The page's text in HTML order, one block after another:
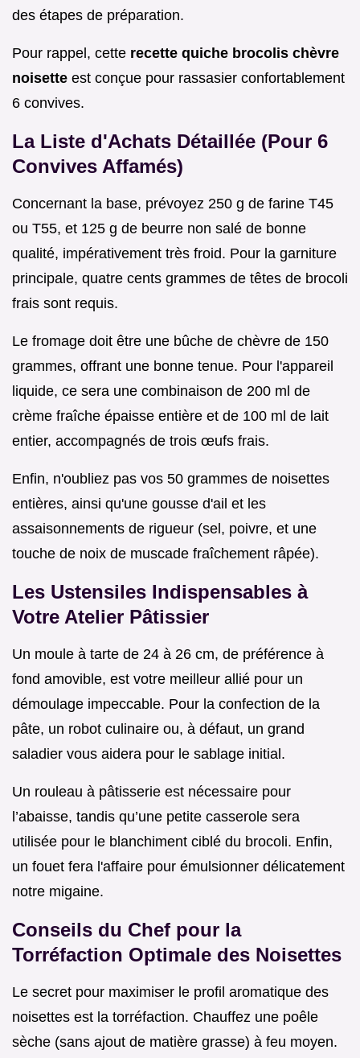
des étapes de préparation.
Pour rappel, cette recette quiche brocolis chèvre
noisette est conçue pour rassasier confortablement
6 convives.
La Liste d'Achats Détaillée (Pour 6
Convives Affamés)
Concernant la base, prévoyez 250 g de farine T45
ou T55, et 125 g de beurre non salé de bonne
qualité, impérativement très froid. Pour la garniture
principale, quatre cents grammes de têtes de brocoli
frais sont requis.
Le fromage doit être une bûche de chèvre de 150
grammes, offrant une bonne tenue. Pour l'appareil
liquide, ce sera une combinaison de 200 ml de
crème fraîche épaisse entière et de 100 ml de lait
entier, accompagnés de trois œufs frais.
Enfin, n'oubliez pas vos 50 grammes de noisettes
entières, ainsi qu'une gousse d'ail et les
assaisonnements de rigueur (sel, poivre, et une
touche de noix de muscade fraîchement râpée).
Les Ustensiles Indispensables à
Votre Atelier Pâtissier
Un moule à tarte de 24 à 26 cm, de préférence à
fond amovible, est votre meilleur allié pour un
démoulage impeccable. Pour la confection de la
pâte, un robot culinaire ou, à défaut, un grand
saladier vous aidera pour le sablage initial.
Un rouleau à pâtisserie est nécessaire pour
l’abaisse, tandis qu’une petite casserole sera
utilisée pour le blanchiment ciblé du brocoli. Enfin,
un fouet fera l'affaire pour émulsionner délicatement
notre migaine.
Conseils du Chef pour la
Torréfaction Optimale des Noisettes
Le secret pour maximiser le profil aromatique des
noisettes est la torréfaction. Chauffez une poêle
sèche (sans ajout de matière grasse) à feu moyen.